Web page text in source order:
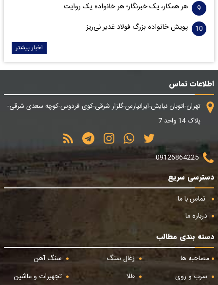
هر همکار، یک خبرنگار؛ هر خانواده یک روایت
پویش خانواده بزرگ فولاد غدیر نی‌ریز
اخبار بیشتر
اطلاعات تماس
تهران-اتوبان نیایش-ایرانپارس-گلزار شرقی-کوی فردوس-کوچه سعدی شرقی-
پلاک 14 واحد 7
09126864225
دسترسی سریع
تماس با ما
درباره ما
دسته بندی مطالب
مصاحبه ها
زغال سنگ
سنگ آهن
سرب و روی
طلا
تجهیزات و ماشین